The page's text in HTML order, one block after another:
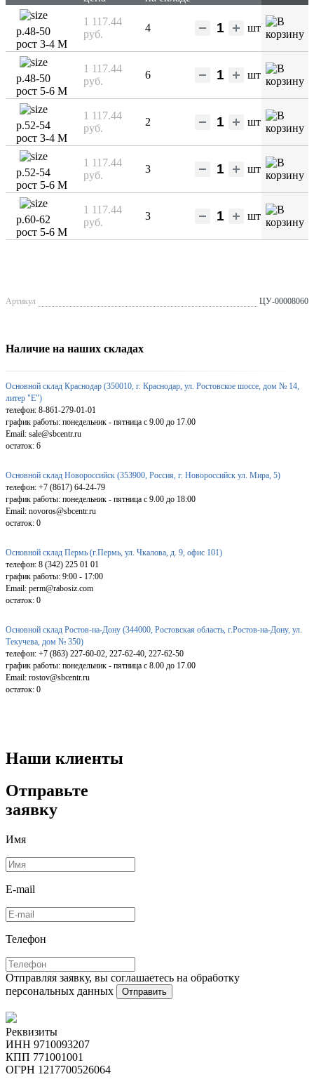
р.48-50
рост 3-4 М
1 117.44
руб.
4 шт
р.48-50
рост 5-6 М
1 117.44
руб.
6 шт
р.52-54
рост 3-4 М
1 117.44
руб.
2 шт
р.52-54
рост 5-6 М
1 117.44
руб.
3 шт
р.60-62
рост 5-6 М
1 117.44
руб.
3 шт
Артикул ЦУ-00008060
Наличие на наших складах
Основной склад Краснодар (350010, г. Краснодар, ул. Ростовское шоссе, дом № 14,
литер "Е")
телефон: 8-861-279-01-01
график работы: понедельник - пятница с 9.00 до 17.00
Email: sale@sbcentr.ru
остаток: 6
Основной склад Новороссийск (353900, Россия, г. Новороссийск ул. Мира, 5)
телефон: +7 (8617) 64-24-79
график работы: понедельник - пятница с 9.00 до 18:00
Email: novoros@sbcentr.ru
остаток: 0
Основной склад Пермь (г.Пермь, ул. Чкалова, д. 9, офис 101)
телефон: 8 (342) 225 01 01
график работы: 9:00 - 17:00
Email: perm@rabosiz.com
остаток: 0
Основной склад Ростов-на-Дону (344000, Ростовская область, г.Ростов-на-Дону, ул.
Текучева, дом № 350)
телефон: +7 (863) 227-60-02, 227-62-40, 227-62-50
график работы: понедельник - пятница с 8.00 до 17.00
Email: rostov@sbcentr.ru
остаток: 0
Наши клиенты
Отправьте
заявку
Имя
E-mail
Телефон
Отправляя заявку, вы соглашаетесь на обработку
персональных данных
Отправить
Реквизиты
ИНН 9710093207
КПП 771001001
ОГРН 1217700526064